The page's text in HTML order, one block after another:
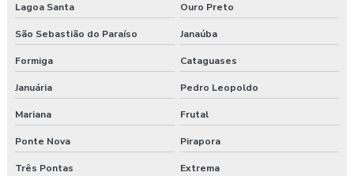
Laudo ergonômico construção civil
Laudo ergonômico do trabalho
Laudo ergonômico esocial
Laudo ergonômico de iluminação
Laudo ergonômico motorista caminhão
Lagoa Santa Ouro Preto
São Sebastião do Paraíso Janaúba
Formiga Cataguases
Januária Pedro Leopoldo
Mariana Frutal
Ponte Nova Pirapora
Três Pontas Extrema